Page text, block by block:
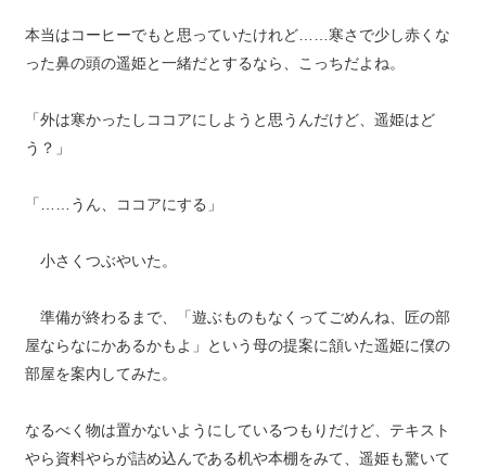
本当はコーヒーでもと思っていたけれど……寒さで少し赤くな
った鼻の頭の遥姫と一緒だとするなら、こっちだよね。
「外は寒かったしココアにしようと思うんだけど、遥姫はど
う？」
「……うん、ココアにする」
小さくつぶやいた。
準備が終わるまで、「遊ぶものもなくってごめんね、匠の部
屋ならなにかあるかもよ」という母の提案に頷いた遥姫に僕の
部屋を案内してみた。
なるべく物は置かないようにしているつもりだけど、テキスト
やら資料やらが詰め込んである机や本棚をみて、遥姫も驚いて